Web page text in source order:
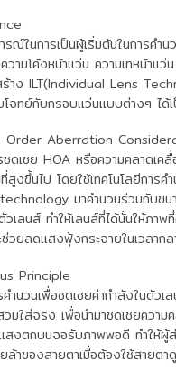
ณ์ในการเป็นผู้เริ่มต้นในการคำ
วามโค้งหน้าแว่น ความเทหน้าแว่
าง ILT(Individual Lens
โจทย์กับกรอบแว่นแบบต่างๆ ได้
Order Aberration
ชดเชย HOA หรือความคลาดเค
สูงขึ้นไป โดยใช้เทคโนโลยีการ
มาคำนวนร่วมกับขน
เลนส์ ทำให้เลนส์ที่ได้นั้นให้ภา
วยลดแสงฟุ้งกระจายในเวลาก
Principle
คำนวนเพื่อชดเชยค่ากำลังในตัว
มใส่จริง เพื่อนำมาชดเชยควา
สงตกบนจอรับภาพพอดี ทำให้ผู้
ล้าของสายตาเมื่อต้องใช้สายตา